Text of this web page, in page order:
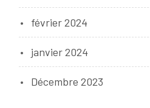
février 2024
janvier 2024
Décembre 2023